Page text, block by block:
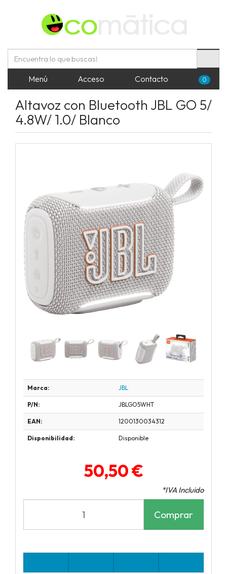
Menú Acceso Contacto 0
Altavoz con Bluetooth JBL GO 5/
4.8W/ 1.0/ Blanco
Marca: JBL
P/N: JBLGO5WHT
EAN: 1200130034312
Disponibilidad: Disponible
50,50 €
*IVA Incluido
Comprar